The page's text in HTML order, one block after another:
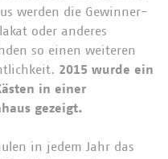
werden die Gewinner-
oder anderes
so einen weiteren
2015 wurde ein
in einer
gezeigt.
in jedem Jahr das